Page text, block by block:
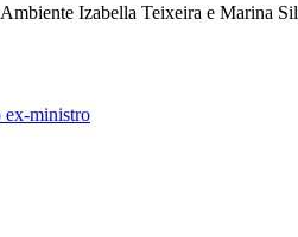
Izabella Teixeira e Marina
ex-ministro